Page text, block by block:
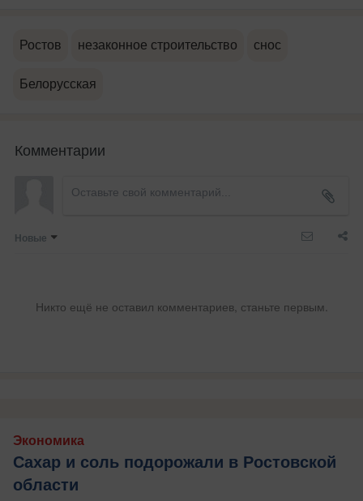
Ростов незаконное строительство снос
Белорусская
Комментарии
Новые
Никто ещё не оставил комментариев, станьте первым.
Экономика
Сахар и соль подорожали в Ростовской
области